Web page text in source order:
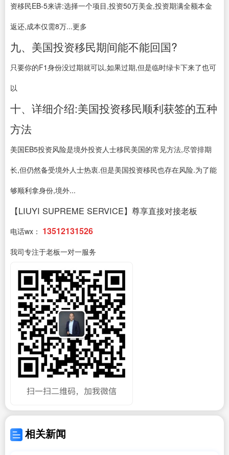
资移民EB-5来讲:选择一个项目,投资50万美金,投资期满全额本金
返还,成本仅需8万...更多
九、美国投资移民期间能不能回国?
只要你的F1身份没过期就可以,如果过期,但是临时绿卡下来了也可
以
十、详细介绍:美国投资移民顺利获签的五种
方法
美国EB5投资风险是境外投资人士移民美国的常见方法,尽管排期
长,但仍然备受境外人士热衷.但是美国投资移民也存在风险.为了能
够顺利拿身份,境外...
【LIUYI SUPREME SERVICE】尊享直接对接老板
电话wx： 13512131526
我司专注于老板一对一服务
相关新闻